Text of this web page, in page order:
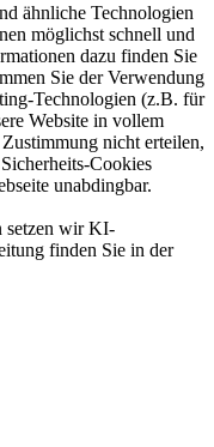
ähnliche Technologien
möglichst schnell und
dazu finden Sie
Sie der Verwendung
Technologien (z.B. für
Website in vollem
nicht erteilen,
Cookies
unabdingbar.
setzen wir KI-
finden Sie in der